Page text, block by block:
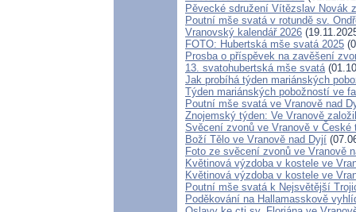
Pěvecké sdružení Vítězslav Novák
Poutní mše svatá v rotundě sv.
Vranovský kalendář 2026
FOTO: Hubertská mše svatá 2025
Prosba o příspěvek na zavěšení
13. svatohubertská mše svatá
Jak probíhá týden mariánských
Týden mariánských pobožností ve
Poutní mše svatá ve Vranově nad
Znojemský týden: Ve Vranově
Svěcení zvonů ve Vranově v České
Boží Tělo ve Vranově nad Dyjí
Foto ze svěcení zvonů ve Vranově
Květinová výzdoba v kostele ve
Květinová výzdoba v kostele ve
Poutní mše svatá k Nejsvětější
Poděkování na Hallamasskově